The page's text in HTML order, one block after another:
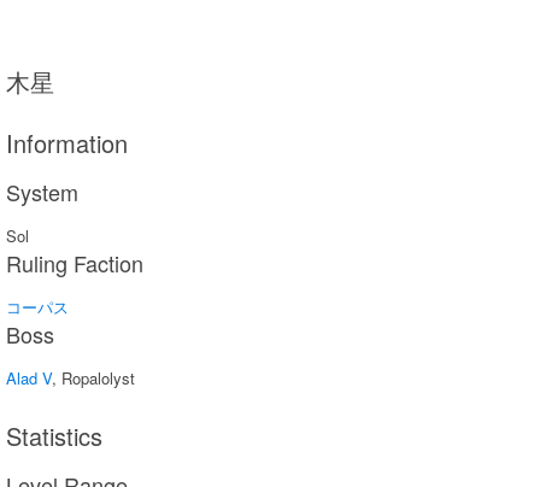
木星
Information
System
Sol
Ruling Faction
コーパス
Boss
Alad V, Ropalolyst
Statistics